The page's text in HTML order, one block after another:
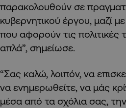
παρακολουθούν σε
κυβερνητικού έργου, μαζί
που αφορούν τις πολιτικές
απλά”, σημείωσε.
“Σας καλώ, λοιπόν, να
να ενημερωθείτε, να μάς
μέσα από τα σχόλια σας,